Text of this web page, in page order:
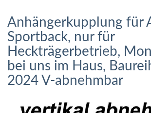
Anhängerkupplung für
Sportback, nur für
Heckträgerbetrieb,
bei uns im Haus,
2024 V-abnehmbar